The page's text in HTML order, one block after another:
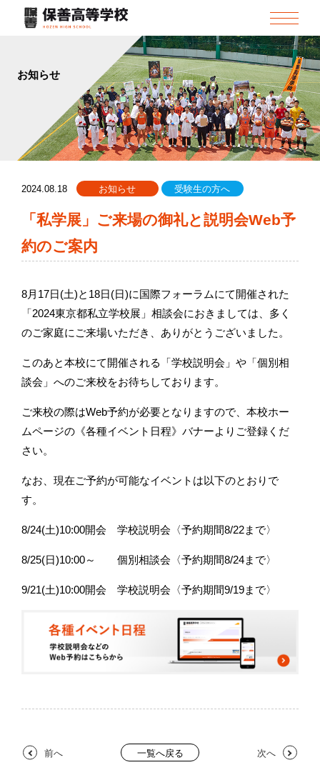
お知らせ
2024.08.18 お知らせ 受験生の方へ
「私学展」ご来場の御礼と説明会Web予
約のご案内
8月17日(土)と18日(日)に国際フォーラムにて開催された
「2024東京都私立学校展」相談会におきましては、多く
のご家庭にご来場いただき、ありがとうございました。
このあと本校にて開催される「学校説明会」や「個別相
談会」へのご来校をお待ちしております。
ご来校の際はWeb予約が必要となりますので、本校ホー
ムページの《各種イベント日程》バナーよりご登録くだ
さい。
なお、現在ご予約が可能なイベントは以下のとおりで
す。
8/24(土)10:00開会 学校説明会〈予約期間8/22まで〉
8/25(日)10:00～ 個別相談会〈予約期間8/24まで〉
9/21(土)10:00開会 学校説明会〈予約期間9/19まで〉
前へ 一覧へ戻る 次へ